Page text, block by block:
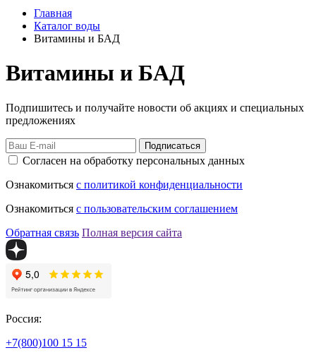
Главная
Каталог воды
Витамины и БАД
Витамины и БАД
Подпишитесь и получайте новости об акциях и специальных
предложениях
Подписаться
Согласен на обработку персональных данных
Ознакомиться с политикой конфиденциальности
Ознакомиться с пользовательским соглашением
Обратная связь Полная версия сайта
Россия:
+7(800)100 15 15